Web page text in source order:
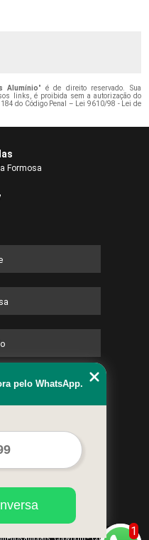
Alumínio" é de direito reservado. Sua
links, é proibida sem a autorização do
do Código Penal – Lei 9610/98 - Lei de
Formosa
site
autorais. Copyright Cobre Eventos
1
pelo WhatsApp.